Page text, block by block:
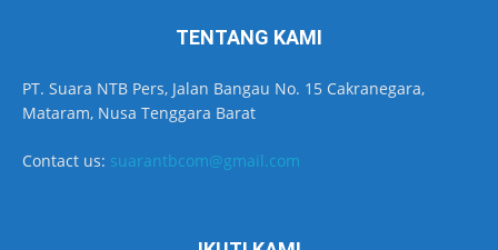
TENTANG KAMI
PT. Suara NTB Pers, Jalan Bangau No. 15 Cakranegara,
Mataram, Nusa Tenggara Barat
Contact us: suarantbcom@gmail.com